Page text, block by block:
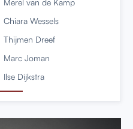
Chiara Wessels
Thijmen Dreef
Marc Joman
Ilse Dijkstra